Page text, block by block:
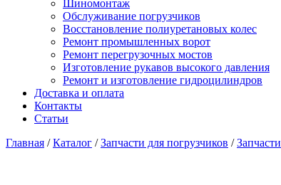
Шиномонтаж
Обслуживание погрузчиков
Восстановление полиуретановых колес
Ремонт промышленных ворот
Ремонт перегрузочных мостов
Изготовление рукавов высокого давления
Ремонт и изготовление гидроцилиндров
Доставка и оплата
Контакты
Статьи
Главная /Каталог /Запчасти для погрузчиков /